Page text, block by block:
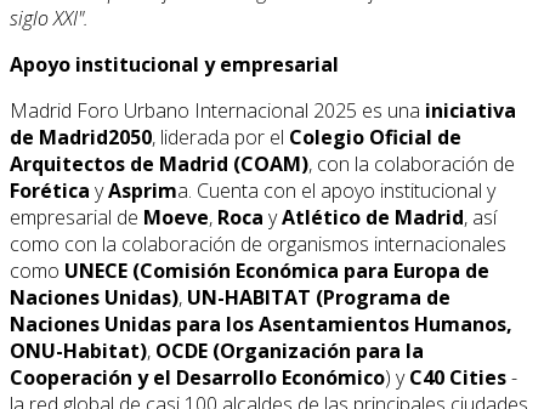
siglo XXI".
Apoyo institucional y empresarial
Madrid Foro Urbano Internacional 2025 es una iniciativa
de Madrid2050, liderada por el Colegio Oficial de
Arquitectos de Madrid (COAM), con la colaboración de
Forética yAsprima. Cuenta con el apoyo institucional y
empresarial de Moeve, Roca yAtlético de Madrid, así
como con la colaboración de organismos internacionales
como UNECE (Comisión Económica para Europa de
Naciones Unidas), UN-HABITAT (Programa de
Naciones Unidas para los Asentamientos Humanos,
ONU-Habitat), OCDE (Organización para la
Cooperación y el Desarrollo Económico) yC40 Cities-
la red global de casi 100 alcaldes de las principales ciudades